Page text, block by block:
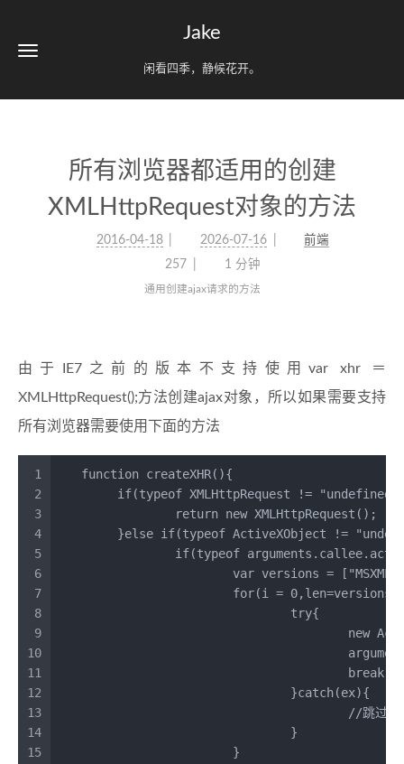
Jake
闲看四季，静候花开。
所有浏览器都适用的创建
XMLHttpRequest对象的方法
2016-04-18 2026-07-16
前端
257
1 分钟
通用创建ajax请求的方法
由于IE7之前的版本不支持使用var xhr ＝
XMLHttpRequest();方法创建ajax对象，所以如果需要支持
所有浏览器需要使用下面的方法
1
2
3
4
5
6
7
8
9
10
11
12
13
14
15
function createXHR( ){
if(typeof XMLHttpRequest != "undefined"
return new XMLHttpRequest ();
	}
else if(typeof ActiveXObject !=
if(typeof arguments . callee.
var versions = [
for(i = 0,len=versions.
try{
new
break
				}
catch(ex){
//跳过
				}
			}